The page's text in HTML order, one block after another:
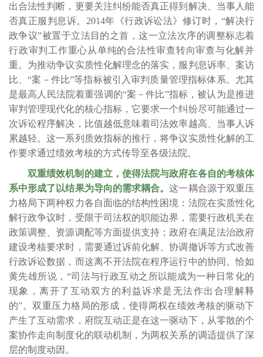
出合法性判断，更要关注纠纷能否真正得到解决、当事人能
否真正服判息诉。2014年《行政诉讼法》修订时，“解决行
政争议”被置于立法目的之首，这一立法次序的调整标志着
行政审判工作重心从单纯的合法性审查转向审查与化解并
重。为推动争议实质性化解理念的落实，服判息诉率、案访
比、“案－件比”等指标被引入审判质量管理指标体系。尤其
是最高人民法院着重强调的“案－件比”指标，被认为是推进
审判管理现代化的核心指标，它要求一个纠纷尽可能通过一
次诉讼程序解决，比值越低意味着司法效率越高、当事人诉
累越轻。这一系列质效指标的推行，将争议实质性化解的工
作要求通过绩效考核的方式传导至各级法院。
双重绩效机制的建立，使得法院与政府在各自的考核体
系中形成了以结果为导向的需求耦合。这一耦合源于双重压
力格局下两种权力各自面临的结构性困境：法院在实质性化
解行政争议时，受限于司法权的职能边界，需要行政机关在
政策调整、资源调配等方面提供支持；政府在满足法治政府
建设考核要求时，需要通过诉前化解、协调撤诉等方式改善
行政诉讼数据，而这离不开法院在程序运行中的协同。恰如
黄先雄所说，“司法与行政互动之所以能成为一种日常化的
现象，离开了互动双方的利益诉求是无法作出合理解释
的”。双重压力格局的形成，使得两权在绩效考核的驱动下
产生了互动需求，府院互动正是在这一驱动下，从零散的个
案协作走向制度化的联动机制，为两权关系的调适提供了深
层的制度动因。